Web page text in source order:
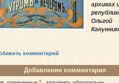
архивах
Ольгой
комментарий
Добавление комментария